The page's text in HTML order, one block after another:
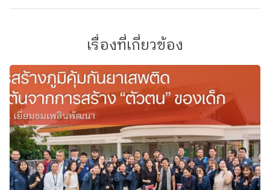
เรื่องที่เกี่ยวข้อง